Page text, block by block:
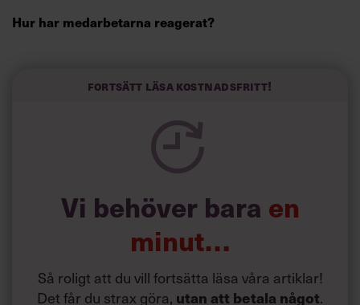
Hur har medarbetarna reagerat?
Dessutom jobbar många butiksmedarbetare deltid. Vi
Akademibokhandeln och Bokia var konkurrenter.
samarbeta?
”Näthandeln var den största konkurrenten. Och lokalt var
våra butiker sällan konkurrenter. Akademibokhandeln
hade 25 butiker i Stockholm, Bokia hade två. I Göteborg
uppköp, utan ett samgående. Det underlättade.”
Fortsätt läsa kostnadsfritt!
Vi behöver bara en
minut…
Så roligt att du vill fortsätta läsa våra artiklar!
Det får du strax göra, utan att betala något.